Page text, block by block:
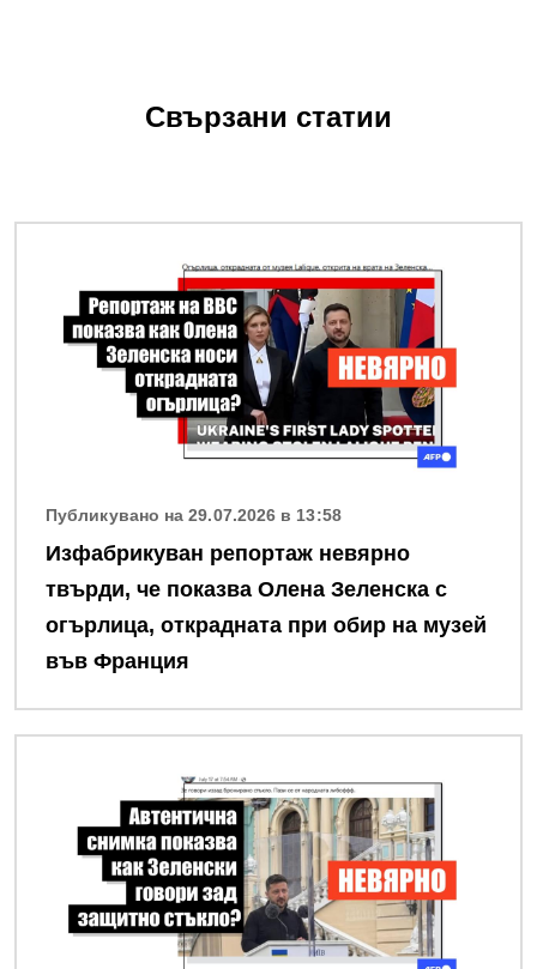
Свързани статии
Публикувано на 29.07.2026 в 13:58
Изфабрикуван репортаж невярно
твърди, че показва Олена Зеленска с
огърлица, открадната при обир на музей
във Франция